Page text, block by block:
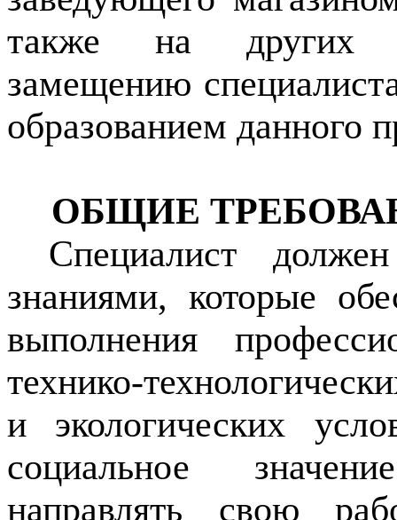
также на других
замещению
образованием данного
ОБЩИЕ
Специалист
знаниями, которые
выполнения
технико-
и экологических
социальное
направлять свою